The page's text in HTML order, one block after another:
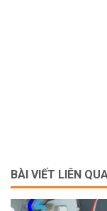
BÀI VIẾT LIÊN